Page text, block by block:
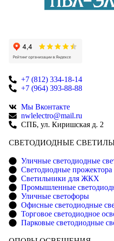
+7 (812) 334-18-14
+7 (964) 393-88-88
Мы Вконтакте
nwlelectro@mail.ru
СПБ, ул. Киришская д. 2
CВЕТОДИОДНЫЕ
Уличные светодиодные
Светодиодные прожектора
Светильники для ЖКХ
Промышленные
Уличные светофоры
Офисные светодиодные
Торговое светодиодное
Парковые светодиодные